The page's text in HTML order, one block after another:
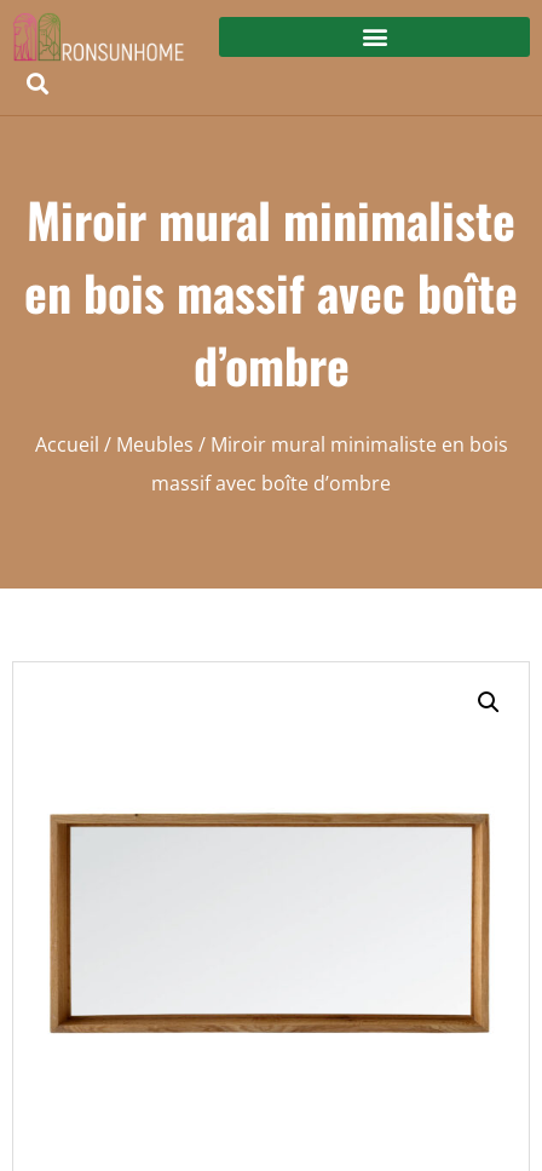
Miroir mural minimaliste
en bois massif avec boîte
d’ombre
Accueil / Meubles / Miroir mural minimaliste en bois
massif avec boîte d’ombre